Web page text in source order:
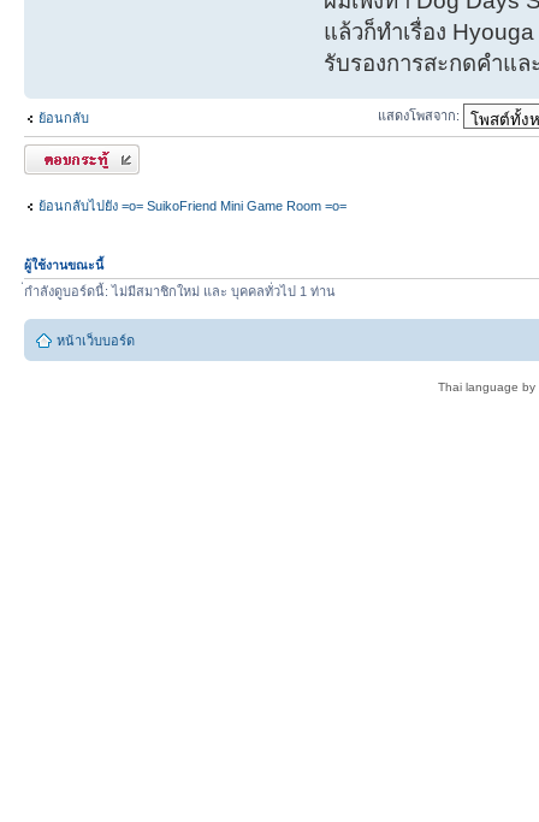
แล้วก็ทำเรื่อง
รับรองการสะกดคำแล
ย้อนกลับ แสดงโพสจาก:
ตอบกระทู้
ย้อนกลับไปยัง =o= SuikoFriend Mini Game Room =o=
ผู้ใช้งานขณะนี้
่กำลังดูบอร์ดนี้: ไม่มีสมาชิกใหม่ และ บุคคลทั่วไป 1 ท่าน
หน้าเว็บบอร์ด
Thai language by